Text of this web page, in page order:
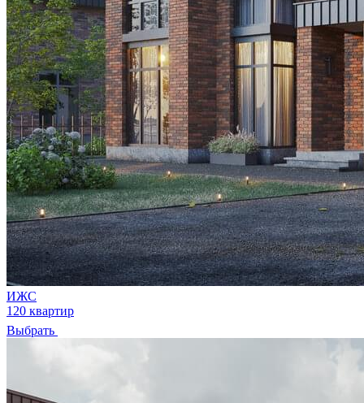
ИЖС
120 квартир
Выбрать